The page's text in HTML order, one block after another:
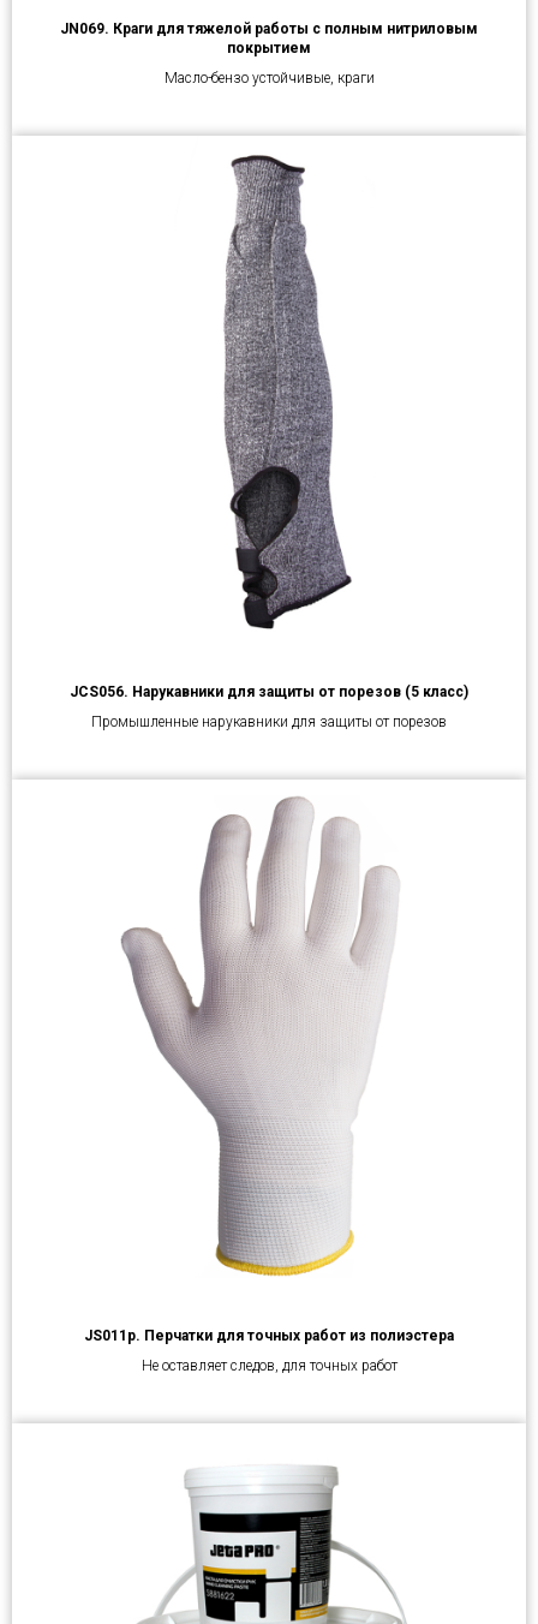
JN069. Краги для тяжелой работы с полным нитриловым
покрытием
Масло-бензо устойчивые, краги
JCS056. Нарукавники для защиты от порезов (5 класс)
Промышленные нарукавники для защиты от порезов
JS011р. Перчатки для точных работ из полиэстера
Не оставляет следов, для точных работ